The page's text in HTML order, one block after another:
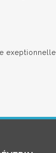
exeptionnelle